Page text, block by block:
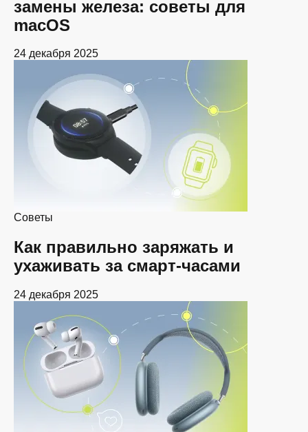
замены железа: советы для
macOS
24 декабря 2025
Советы
Как правильно заряжать и
ухаживать за смарт-часами
24 декабря 2025